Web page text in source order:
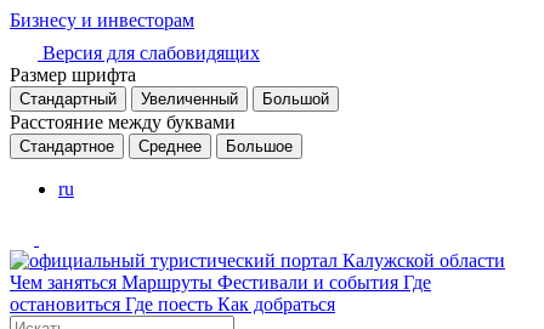
Бизнесу и инвесторам
Версия для слабовидящих
Размер шрифта
Стандартный Увеличенный Большой
Расстояние между буквами
Стандартное Среднее Большое
ru
Чем заняться Маршруты Фестивали и события Где
остановиться Где поесть Как добраться